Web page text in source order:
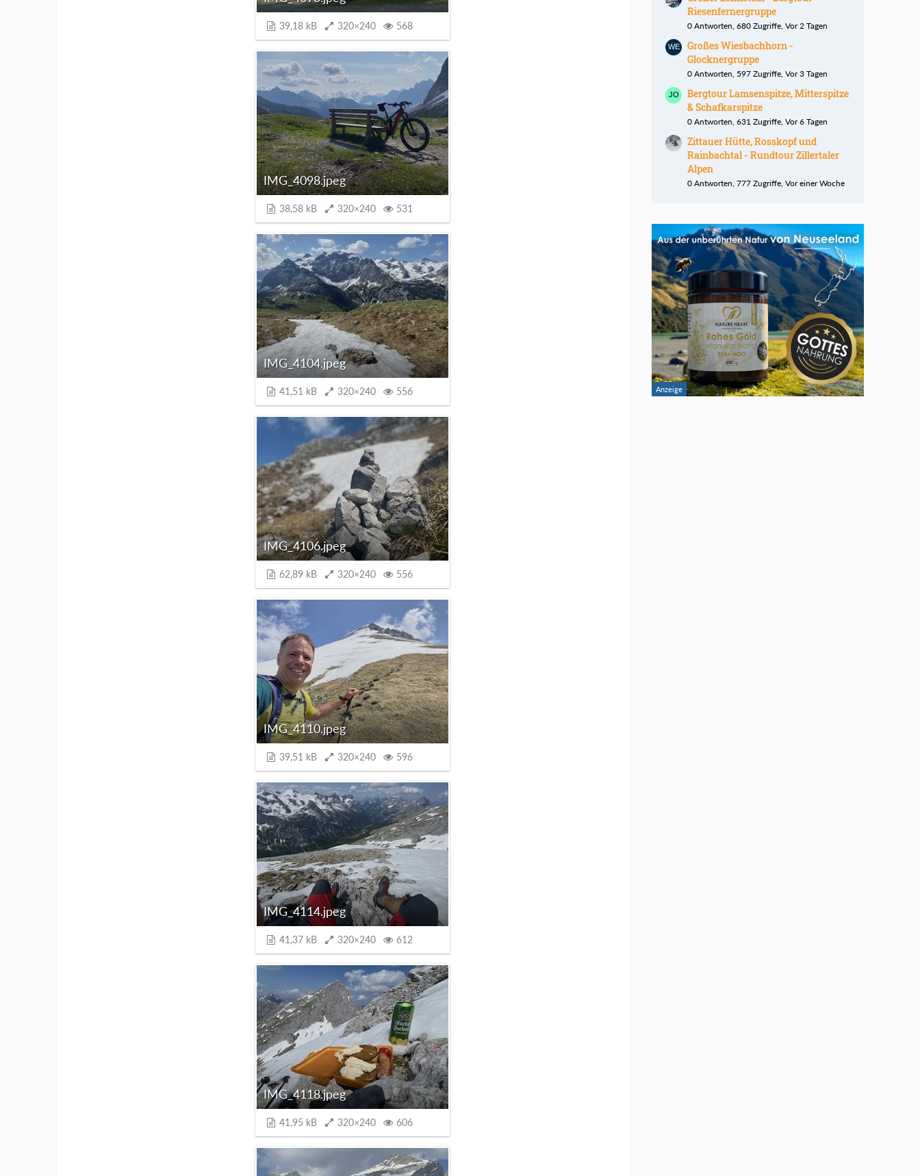
39,18 kB 320×240 568
IMG_4098.jpeg
38,58 kB 320×240 531
IMG_4104.jpeg
41,51 kB 320×240 556
IMG_4106.jpeg
62,89 kB 320×240 556
IMG_4110.jpeg
39,51 kB 320×240 596
IMG_4114.jpeg
41,37 kB 320×240 612
IMG_4118.jpeg
41,95 kB 320×240 606
Riesenfernergruppe
0 Antworten, 680 Zugriffe, Vor 2 Tagen
Großes Wiesbachhorn -
Glocknergruppe
0 Antworten, 597 Zugriffe, Vor 3 Tagen
Bergtour Lamsenspitze, Mitterspitze
& Schafkarspitze
0 Antworten, 631 Zugriffe, Vor 6 Tagen
Zittauer Hütte, Rosskopf und
Rainbachtal - Rundtour Zillertaler
Alpen
0 Antworten, 777 Zugriffe, Vor einer Woche